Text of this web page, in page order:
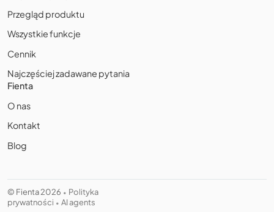
Przegląd produktu
Wszystkie funkcje
Cennik
Najczęściej zadawane pytania
Fienta
O nas
Kontakt
Blog
© Fienta 2026 • Polityka
prywatności • AI agents